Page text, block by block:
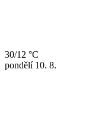
30/12 °C
pondělí 10. 8.